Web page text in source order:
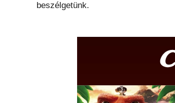
beszélgetünk.